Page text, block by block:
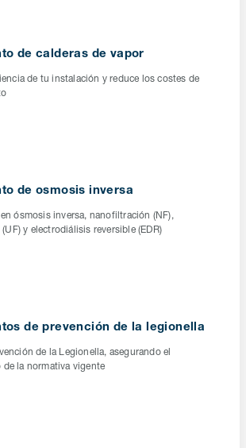
de calderas de vapor
de tu instalación y reduce los costes de
de osmosis inversa
ósmosis inversa, nanofiltración (NF),
y electrodiálisis reversible (EDR)
de prevención de la legionella
de la Legionella, asegurando el
la normativa vigente